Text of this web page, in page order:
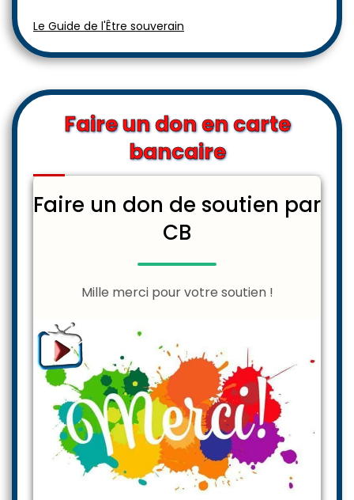
Le Guide de l'Être souverain
Faire un don en carte
bancaire
Faire un don de soutien par
CB
Mille merci pour votre soutien !